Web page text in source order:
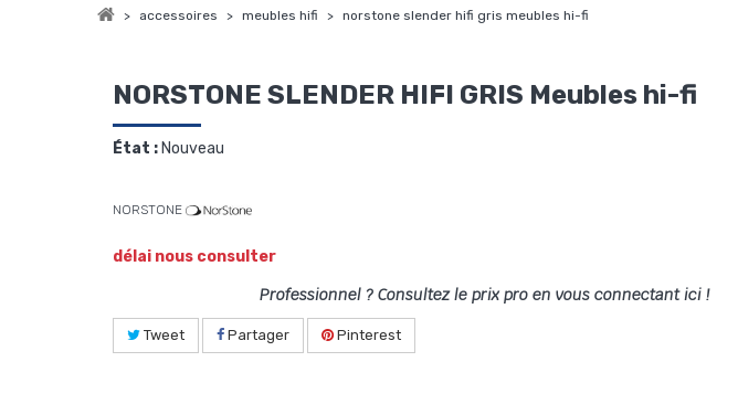
> accessoires > meubles hifi > norstone slender hifi gris meubles hi-fi
NORSTONE SLENDER HIFI GRIS Meubles hi-fi
État : Nouveau
NORSTONE
délai nous consulter
Professionnel ? Consultez le prix pro en vous connectant ici !
Tweet Partager Pinterest